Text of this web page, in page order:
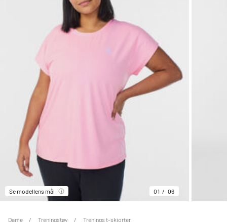
Se modellens mål 01 06
Dame Treningstøy Trenings t-skjorter